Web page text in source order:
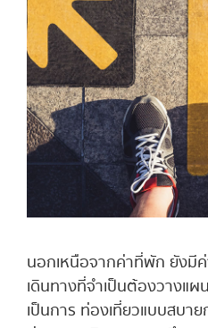
นอกเหนือจากค่าที่พัก ยังมี
เดินทางที่จำเป็นต้องวางแ
เป็นการ ท่องเที่ยวแบบสบา